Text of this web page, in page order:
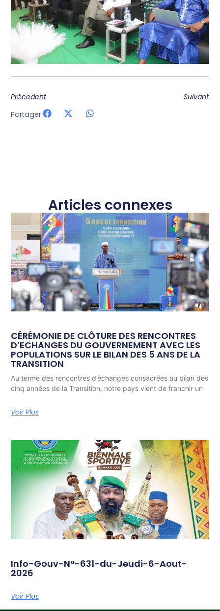
Précedent
Suivant
Partager
Articles connexes
CÉRÉMONIE DE CLÔTURE DES RENCONTRES
D’ECHANGES DU GOUVERNEMENT AVEC LES
POPULATIONS SUR LE BILAN DES 5 ANS DE LA
TRANSITION
Au terme des rencontres d’échanges consacrées au bilan des
cinq années de la Transition, notre pays vient de franchir un
Voir Plus
Info-Gouv-N°-631-du-Jeudi-6-Aout-
2026
Voir Plus